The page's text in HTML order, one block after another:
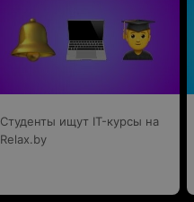
Студенты ищут IT-курсы на
Relax.by